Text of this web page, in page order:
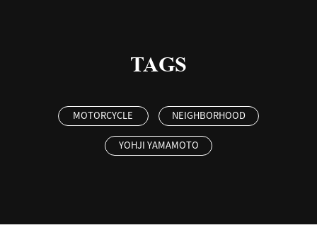
TAGS
MOTORCYCLE NEIGHBORHOOD
YOHJI YAMAMOTO